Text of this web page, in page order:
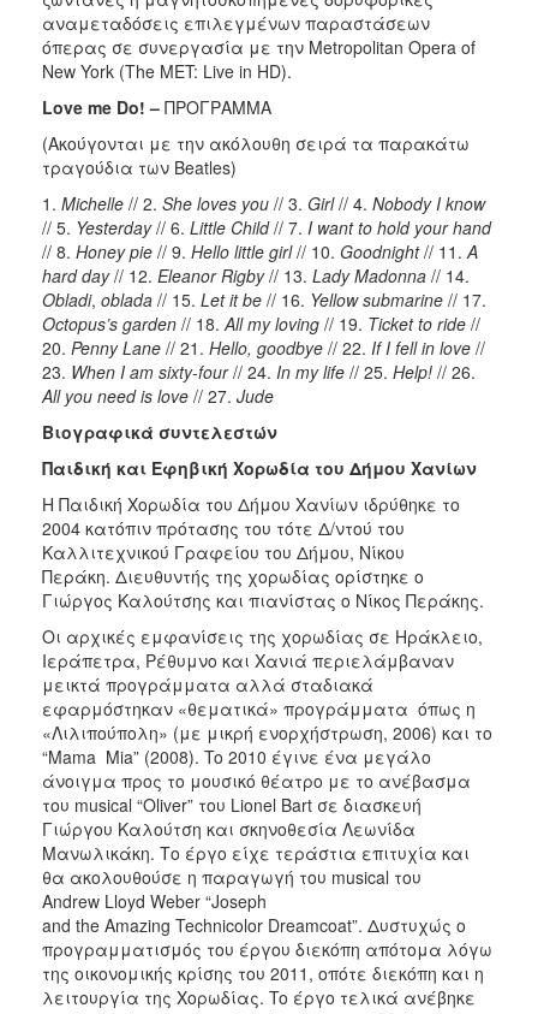
αναμεταδόσεις επιλεγμένων παραστάσεων
όπερας σε συνεργασία με την Metropolitan Opera of
New York (The MET: Live in HD).
Love me Do! – ΠΡΟΓΡΑΜΜΑ
(Ακούγονται με την ακόλουθη σειρά τα παρακάτω
τραγούδια των Beatles)
1. Michelle // 2. She loves you // 3. Girl// 4. Nobody I know
// 5. Yesterday// 6. Little Child// 7. I want to hold your hand
// 8. Honey pie // 9. Hello little girl// 10. Goodnight// 11.Α
hard day// 12. Eleanor Rigby// 13. Lady Madonna // 14.
Obladi, oblada // 15. Let it be // 16. Yellow submarine // 17.
Octopus’s garden // 18.All my loving // 19. Ticket to ride //
20. Penny Lane // 21. Hello, goodbye // 22. If I fell in love //
23. When I am sixty-four// 24. In my life // 25. Help! // 26.
All you need is love // 27. Jude
Βιογραφικά συντελεστών
Παιδική και Εφηβική Χορωδία του Δήμου Χανίων
Η Παιδική Χορωδία του Δήμου Χανίων ιδρύθηκε το
2004 κατόπιν πρότασης του τότε Δ/ντού του
Καλλιτεχνικού Γραφείου του Δήμου, Νίκου
Περάκη. Διευθυντής της χορωδίας ορίστηκε ο
Γιώργος Καλούτσης και πιανίστας ο Νίκος Περάκης.
Οι αρχικές εμφανίσεις της χορωδίας σε Ηράκλειο,
Ιεράπετρα, Ρέθυμνο και Χανιά περιελάμβαναν
μεικτά προγράμματα αλλά σταδιακά
εφαρμόστηκαν «θεματικά» προγράμματα όπως η
«Λιλιπούπολη» (με μικρή ενορχήστρωση, 2006) και το
“Mama Μia” (2008). To 2010 έγινε ένα μεγάλο
άνοιγμα προς το μουσικό θέατρο με το ανέβασμα
του musical “Oliver” του Lionel Bart σε διασκευή
Γιώργου Καλούτση και σκηνοθεσία Λεωνίδα
Μανωλικάκη. Το έργο είχε τεράστια επιτυχία και
θα ακολουθούσε η παραγωγή του musical του
Andrew Lloyd Weber “Joseph
and the Amazing Technicolor Dreamcoat”. Δυστυχώς ο
προγραμματισμός του έργου διεκόπη απότομα λόγω
της οικονομικής κρίσης του 2011, οπότε διεκόπη και η
λειτουργία της Χορωδίας. To έργο τελικά ανέβηκε